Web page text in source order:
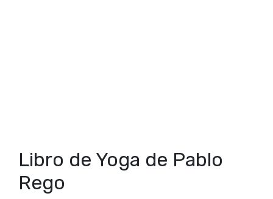
Libro de Yoga de Pablo
Rego